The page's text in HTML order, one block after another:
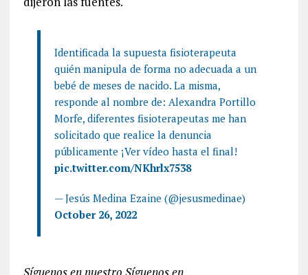
Identificada la supuesta fisioterapeuta
quién manipula de forma no adecuada a un
bebé de meses de nacido. La misma,
responde al nombre de: Alexandra Portillo
Morfe, diferentes fisioterapeutas me han
solicitado que realice la denuncia
públicamente ¡Ver vídeo hasta el final!
pic.twitter.com/NKhrlx7538
— Jesús Medina Ezaine (@jesusmedinae)
October 26, 2022